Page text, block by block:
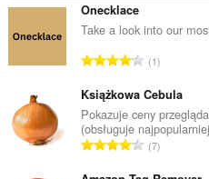
Onecklace
Take a look into our
N
m
b
r
e
1
Książkowa Cebula
Pokazuje ceny
(obsługuje
N7